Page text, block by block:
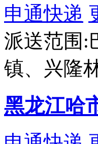
申通快递
派送范围:
镇、兴隆
黑龙江哈